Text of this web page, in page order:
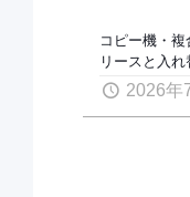
コピー機・
リースと入
2026年